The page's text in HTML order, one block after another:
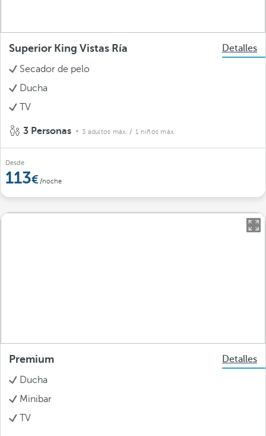
Superior King Vistas Ría
Detalles
Secador de pelo
Ducha
TV
3 Personas 3 adultos máx. / 1 niños máx.
Desde
113 /noche
Premium
Detalles
Ducha
Minibar
TV